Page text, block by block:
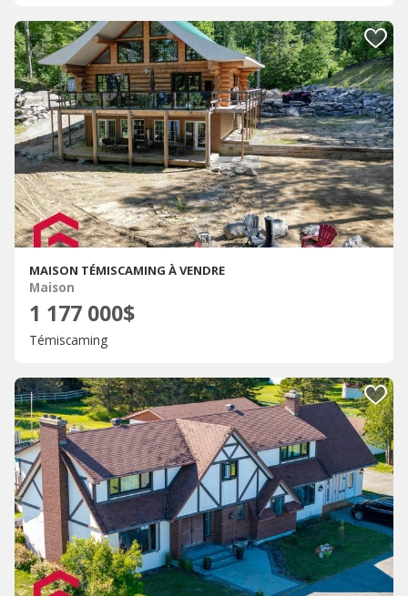
MAISON TÉMISCAMING À VENDRE
Maison
1 177 000$
Témiscaming